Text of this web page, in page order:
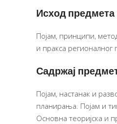
Исход предмета
Појам, принципи,
и пракса
Садржај
Појам, настанак и
планирања. Појам и
Основна теоријска и